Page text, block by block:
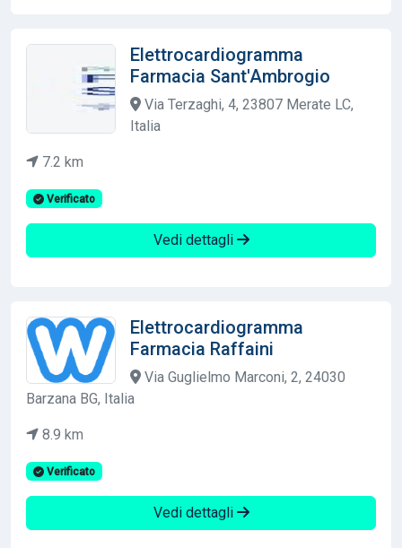
Elettrocardiogramma
Farmacia Sant'Ambrogio
Via Terzaghi, 4, 23807 Merate LC,
Italia
7.2 km
Verificato
Vedi dettagli
Elettrocardiogramma
Farmacia Raffaini
Via Guglielmo Marconi, 2, 24030
Barzana BG, Italia
8.9 km
Verificato
Vedi dettagli